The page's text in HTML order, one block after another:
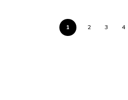
1 2 3 4